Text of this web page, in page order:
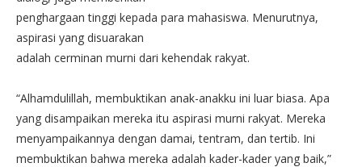
penghargaan tinggi kepada para mahasiswa. Menurutnya,
aspirasi yang disuarakan
adalah cerminan murni dari kehendak rakyat.
“Alhamdulillah, membuktikan anak-anakku ini luar biasa. Apa
yang disampaikan mereka itu aspirasi murni rakyat. Mereka
menyampaikannya dengan damai, tentram, dan tertib. Ini
membuktikan bahwa mereka adalah kader-kader yang baik,”